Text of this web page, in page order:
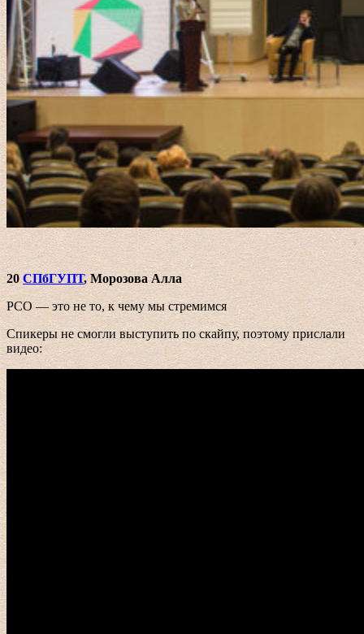
20СПбГУПТ, Морозова Алла
РСО — это не то, к чему мы стремимся
Спикеры не смогли выступить по скайпу, поэтому прислали
видео: